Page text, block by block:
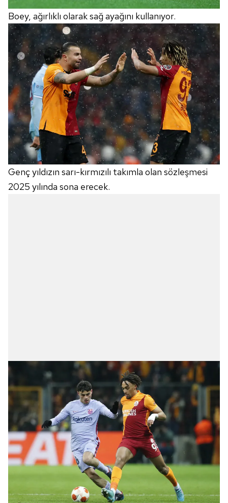
Boey, ağırlıklı olarak sağ ayağını kullanıyor.
Genç yıldızın sarı-kırmızılı takımla olan sözleşmesi
2025 yılında sona erecek.